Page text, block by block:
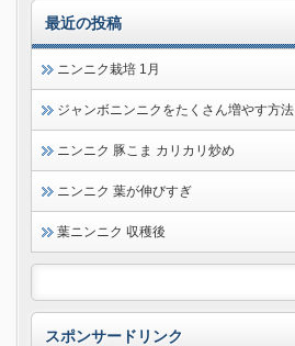
最近の投稿
ニンニク栽培 1月
ジャンボニンニクをたくさん増やす方法
ニンニク 豚こま カリカリ炒め
ニンニク 葉が伸びすぎ
葉ニンニク 収穫後
スポンサードリンク